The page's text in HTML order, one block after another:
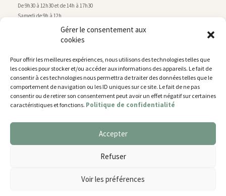
Gérer le consentement aux
cookies
Pour offrir les meilleures expériences, nous utilisons des technologies telles que
les cookies pour stocker et/ou accéder aux informations des appareils. Le fait de
consentir à ces technologies nous permettra de traiter des données telles que le
comportement de navigation ou les ID uniques sur ce site. Le fait de ne pas
consentir ou de retirer son consentement peut avoir un effet négatif sur certaines
caractéristiques et fonctions. Politique de confidentialité
Accepter
Refuser
Voir les préférences
De 9h30 à 12h30 et de 14h à 17h30
Samedi de 9h à 12h
Service technique
rue de Montry–77700 Chessy
Tél. 01 60 43 52 63
Horaires d’ouverture
Lundi, mardi et jeudi
De 9h à 11h45 et de 14h30 à 17h30
Gestion des cookies
Nous utilisons des cookies pour vous offrir la meilleure
You can find out more about which cookies we are using or